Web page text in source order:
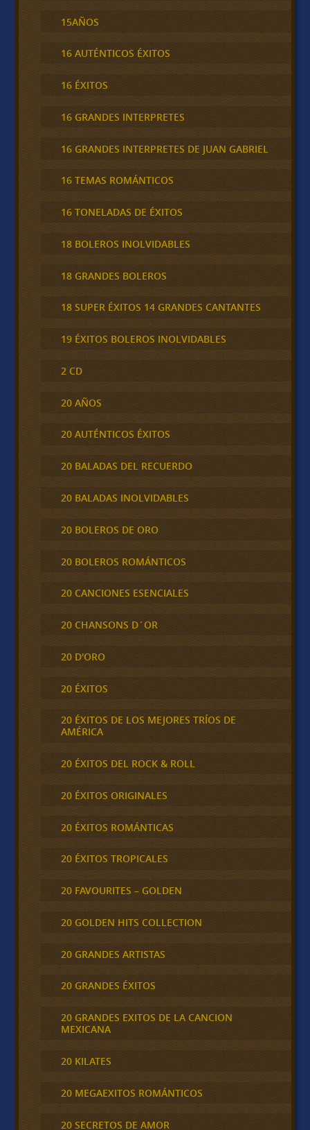
15AÑOS
16 AUTÉNTICOS ÉXITOS
16 ÉXITOS
16 GRANDES INTERPRETES
16 GRANDES INTERPRETES DE JUAN GABRIEL
16 TEMAS ROMÁNTICOS
16 TONELADAS DE ÉXITOS
18 BOLEROS INOLVIDABLES
18 GRANDES BOLEROS
18 SUPER ÉXITOS 14 GRANDES CANTANTES
19 ÉXITOS BOLEROS INOLVIDABLES
2 CD
20 AÑOS
20 AUTÉNTICOS ÉXITOS
20 BALADAS DEL RECUERDO
20 BALADAS INOLVIDABLES
20 BOLEROS DE ORO
20 BOLEROS ROMÁNTICOS
20 CANCIONES ESENCIALES
20 CHANSONS D´OR
20 D'ORO
20 ÉXITOS
20 ÉXITOS DE LOS MEJORES TRÍOS DE
AMÉRICA
20 ÉXITOS DEL ROCK & ROLL
20 ÉXITOS ORIGINALES
20 ÉXITOS ROMÁNTICAS
20 ÉXITOS TROPICALES
20 FAVOURITES – GOLDEN
20 GOLDEN HITS COLLECTION
20 GRANDES ARTISTAS
20 GRANDES ÉXITOS
20 GRANDES EXITOS DE LA CANCION
MEXICANA
20 KILATES
20 MEGAEXITOS ROMÁNTICOS
20 SECRETOS DE AMOR